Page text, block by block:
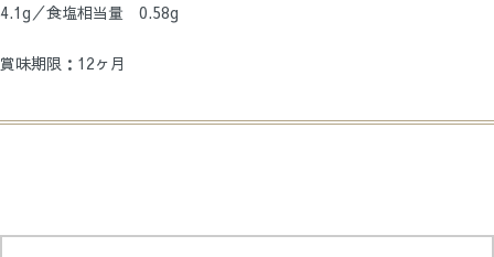
4.1g／食塩相当量 0.58g
賞味期限：12ヶ月